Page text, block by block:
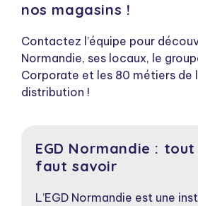
nos magasins !
Contactez l’équipe pour
Normandie, ses locaux, le
Corporate et les 80 métiers de
distribution !
EGD Normandie : tout
faut savoir
L’EGD Normandie est une